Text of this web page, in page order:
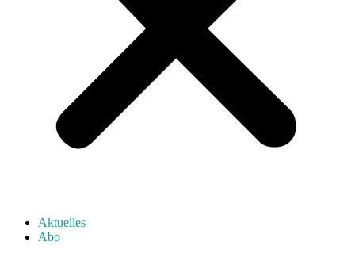
Aktuelles
Abo